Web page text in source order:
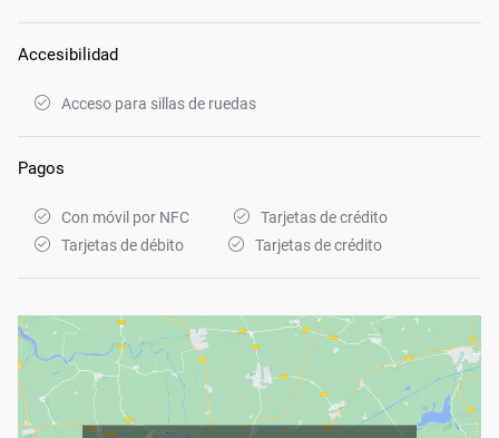
Accesibilidad
Acceso para sillas de ruedas
Pagos
Con móvil por NFC
Tarjetas de crédito
Tarjetas de débito
Tarjetas de crédito